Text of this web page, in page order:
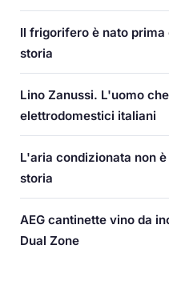
Il frigorifero è nato
storia
Lino Zanussi. L'uomo
elettrodomestici italiani
L'aria condizionata non
storia
AEG cantinette vino da
Dual Zone